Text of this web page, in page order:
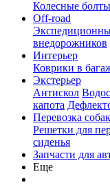
Колесные
Off-road
внедорожников
Интерьер
Коврики в
Экстерьер
Антискол
капота
Перевозка собак
Решетки для
сиденья
Запчасти для
Еще